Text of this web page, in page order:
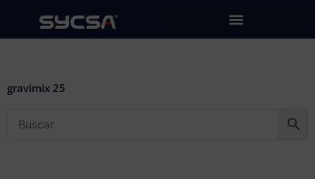
contenido
gravimix 25